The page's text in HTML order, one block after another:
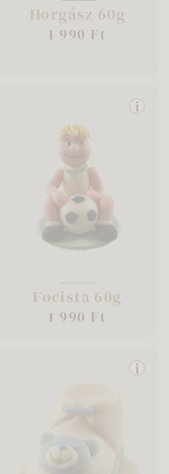
Horgász 60g
1 990 Ft
i
Focista 60g
1 990 Ft
i